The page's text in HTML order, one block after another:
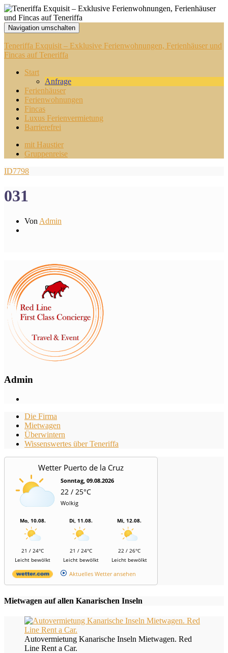
Navigation umschalten
Teneriffa Exquisit – Exklusive Ferienwohnungen, Ferienhäuser und
Fincas auf Teneriffa
Start
Anfrage
Ferienhäuser
Ferienwohnungen
Fincas
Luxus Ferienvermietung
Barrierefrei
mit Haustier
Gruppenreise
ID7798
031
Von Admin
Admin
Die Firma
Mietwagen
Überwintern
Wissenswertes über Teneriffa
Wetter Puerto de la Cruz
Sonntag, 09.08.2026
22 / 25°C
Wolkig
Mo, 10.08.
21 / 24°C
Leicht bewölkt
Di, 11.08.
21 / 24°C
Leicht bewölkt
Mi, 12.08.
22 / 26°C
Leicht bewölkt
Aktuelles Wetter ansehen
Mietwagen auf allen Kanarischen Inseln
Autovermietung Kanarische Inseln Mietwagen. Red
Line Rent a Car.